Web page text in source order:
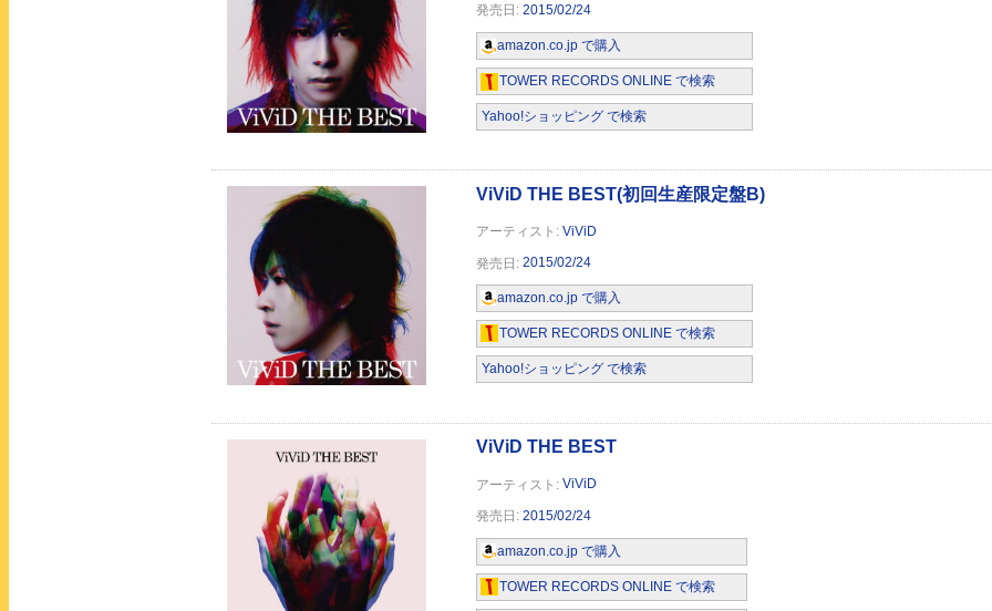
2015/02/24
amazon.co.jp で購入
TOWER RECORDS ONLINE で検索
Yahoo!ショッピング で検索
ViViD
2015/02/24
amazon.co.jp で購入
TOWER RECORDS ONLINE で検索
Yahoo!ショッピング で検索
ViViD
2015/02/24
amazon.co.jp で購入
TOWER RECORDS ONLINE で検索
THE PENDULUM(初回生産限定盤A)(DVD付)
THE PENDULUM(初回生産限定盤B)(DVD付)